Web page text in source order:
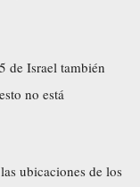
de Israel también
no está
ubicaciones de los